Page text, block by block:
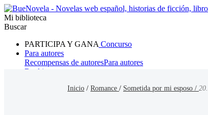
Mi biblioteca
Buscar
PARTICIPA Y GANA Concurso
Para autores
Recompensas de autoresPara autores
Ranking
Inicio / Romance / Sometida por mi esposo /